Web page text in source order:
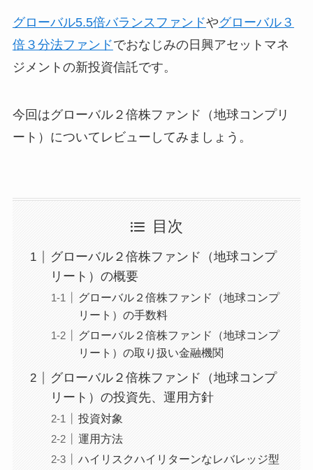
グローバル5.5倍バランスファンドやグローバル３
倍３分法ファンドでおなじみの日興アセットマネ
ジメントの新投資信託です。
今回はグローバル２倍株ファンド（地球コンプリ
ート）についてレビューしてみましょう。
目次
グローバル２倍株ファンド（地球コンプ
リート）の概要
グローバル２倍株ファンド（地球コンプ
リート）の手数料
グローバル２倍株ファンド（地球コンプ
リート）の取り扱い金融機関
グローバル２倍株ファンド（地球コンプ
リート）の投資先、運用方針
投資対象
運用方法
ハイリスクハイリターンなレバレッジ型